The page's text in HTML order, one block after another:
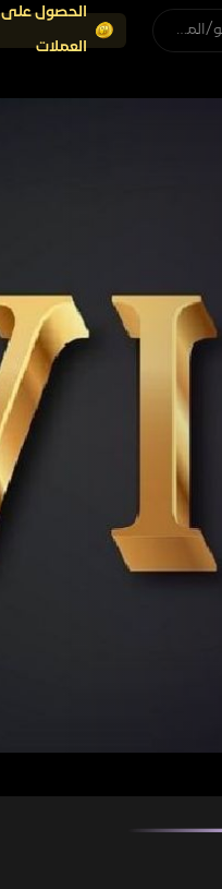
البحث عن البث المباشر/الفيديو/المستخدم
الحصول على
العملات